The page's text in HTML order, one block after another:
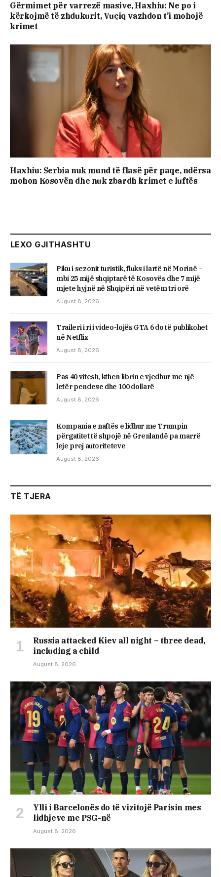
Gërmimet për varrezë masive, ​Haxhiu: Ne po i
kërkojmë të zhdukurit, Vuçiq vazhdon t’i mohojë
krimet
Haxhiu: Serbia nuk mund të flasë për paqe, ndërsa
mohon Kosovën dhe nuk zbardh krimet e luftës
LEXO GJITHASHTU
Piku i sezonit turistik, fluks i lartë në Morinë –
mbi 25 mijë shqiptarë të Kosovës dhe 7 mijë
mjete hyjnë në Shqipëri në vetëm tri orë
August 8, 2026
Traileri i ri i video-lojës GTA 6 do të publikohet
në Netflix
August 8, 2026
Pas 40 vitesh, kthen librin e vjedhur me një
letër pendese dhe 100 dollarë
August 8, 2026
Kompania e naftës e lidhur me Trumpin
përgatitet të shpojë në Grenlandë pa marrë
leje prej autoriteteve
August 8, 2026
TË TJERA
Russia attacked Kiev all night – three dead,
including a child
August 8, 2026
Ylli i Barcelonës do të vizitojë Parisin mes
lidhjeve me PSG-në
August 8, 2026